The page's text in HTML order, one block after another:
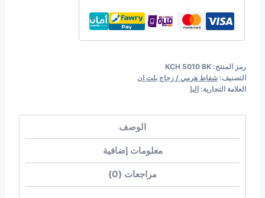
موديل
5010
BK
رمز المنتج: KCH 5010 BK
التصنيف: شفاط هرمي / زجاج بلت ان
العلامة التجارية: البا
الوصف
معلومات إضافية
مراجعات (0)